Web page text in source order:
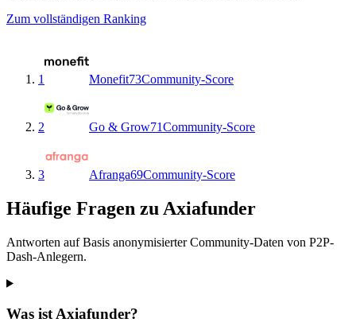
Zum vollständigen Ranking
1 Monefit73Community-Score
2 Go & Grow71Community-Score
3 Afranga69Community-Score
Häufige Fragen zu Axiafunder
Antworten auf Basis anonymisierter Community-Daten von P2P-
Dash-Anlegern.
Was ist Axiafunder?